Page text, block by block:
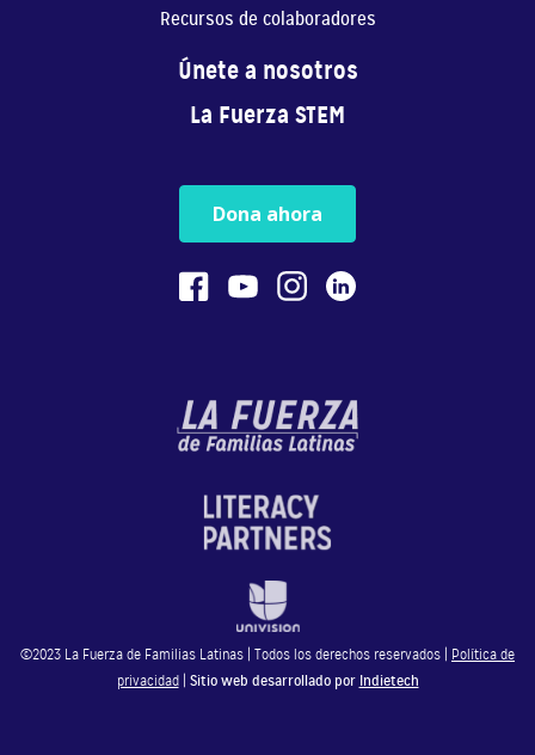
7:33
Música
12:30
1/6
5:20
3/6
La fuerza de creer 2 capítulo 1 parte
4/6
Recursos de colaboradores
Únete a nosotros
La Fuerza STEM
Dona ahora
©2023 La Fuerza de Familias Latinas | Todos los derechos reservados | Política de
privacidad| Sitio web desarrollado por Indietech